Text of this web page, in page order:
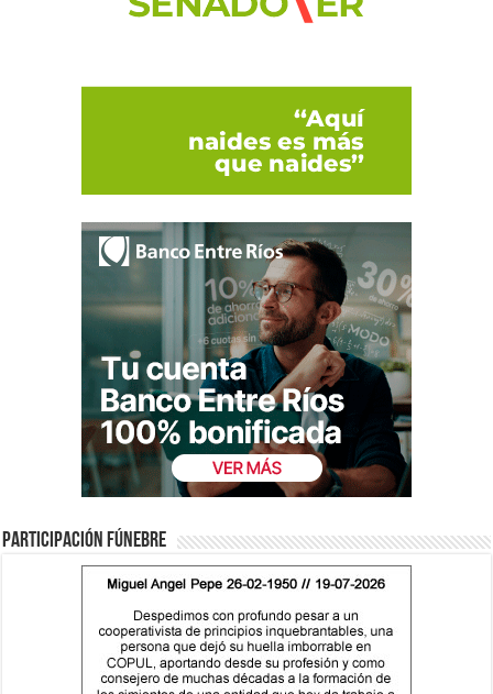
Participación fúnebre